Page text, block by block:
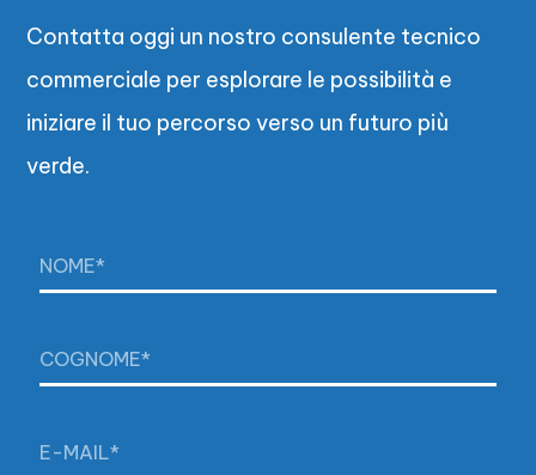
Contatta oggi un nostro consulente tecnico
commerciale per esplorare le possibilità e
iniziare il tuo percorso verso un futuro più
verde.